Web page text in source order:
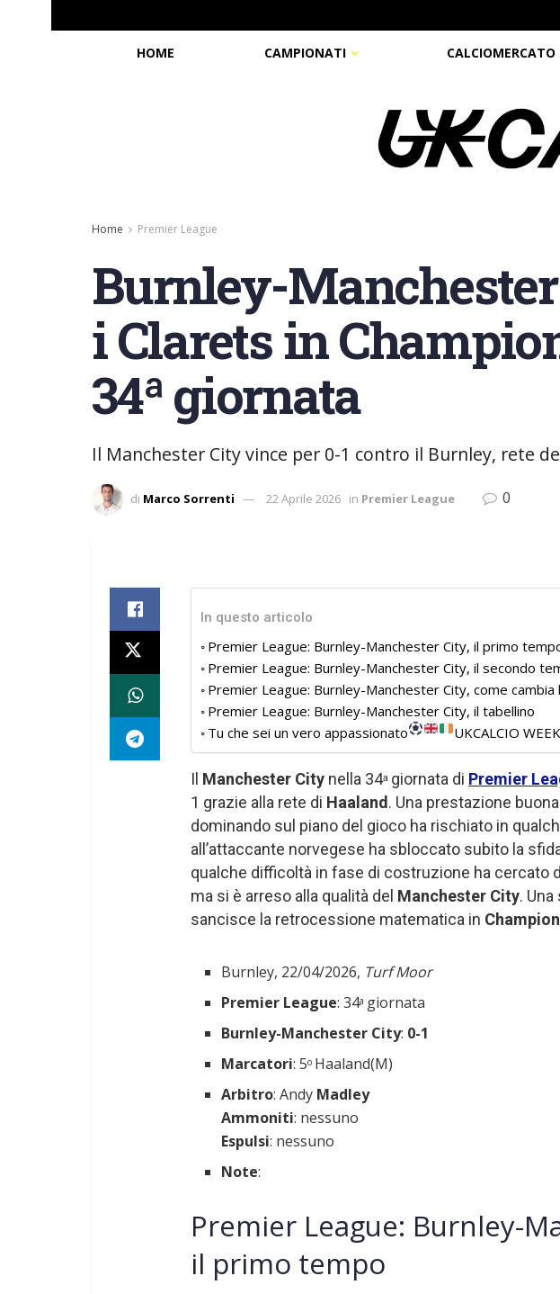
HOME CAMPIONATI CALCIOMERCATO
Home Premier League
Burnley-
i Clarets in
34ª giornata
Il Manchester City vince per 0-1 contro il Burnley, rete
di Marco Sorrenti 22 Aprile 2026 in Premier League 0
In questo articolo
Premier League: Burnley-Manchester City, il primo
Premier League: Burnley-Manchester City, il secondo
Premier League: Burnley-Manchester City, come cambia
Premier League: Burnley-Manchester City, il tabellino
Tu che sei un vero appassionato
UKCALCIO
Il Manchester City nella 34a giornata di Premier
1 grazie alla rete di Haaland. Una prestazione
dominando sul piano del gioco ha rischiato in
all’attaccante norvegese ha sbloccato subito la
qualche difficoltà in fase di costruzione ha cercato
ma si è arreso alla qualità del Manchester City.
sancisce la retrocessione matematica in
Burnley, 22/04/2026, Turf Moor
Premier League: 34a giornata
Burnley-Manchester City: 0-1
Marcatori: 5o Haaland(M)
Arbitro: Andy Madley
Ammoniti: nessuno
Espulsi: nessuno
Note:
Premier League: Burnley-
il primo tempo